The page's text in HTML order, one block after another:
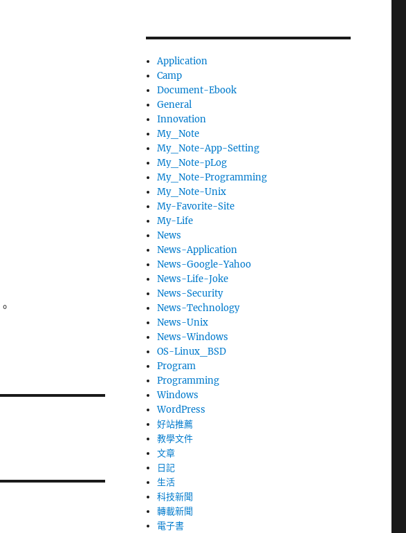
。
Application
Camp
Document-Ebook
General
Innovation
My_Note
My_Note-App-Setting
My_Note-pLog
My_Note-Programming
My_Note-Unix
My-Favorite-Site
My-Life
News
News-Application
News-Google-Yahoo
News-Life-Joke
News-Security
News-Technology
News-Unix
News-Windows
OS-Linux_BSD
Program
Programming
Windows
WordPress
好站推薦
教學文件
文章
日記
生活
科技新聞
轉載新聞
電子書